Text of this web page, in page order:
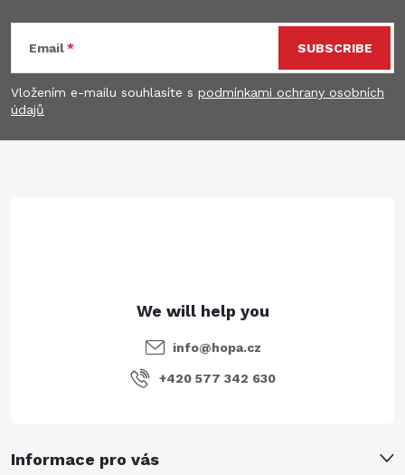
F
o
o
Email
Vložením e-mailu souhlasíte s podmínkami ochrany osobních
údajů
SUBSCRIBE
Informace pro vás
info@hopa.cz
+420 577 342 630